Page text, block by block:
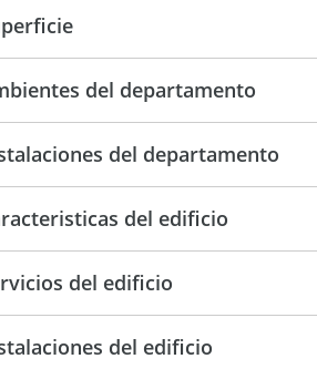
del departamento
del departamento
del edificio
del edificio
del edificio